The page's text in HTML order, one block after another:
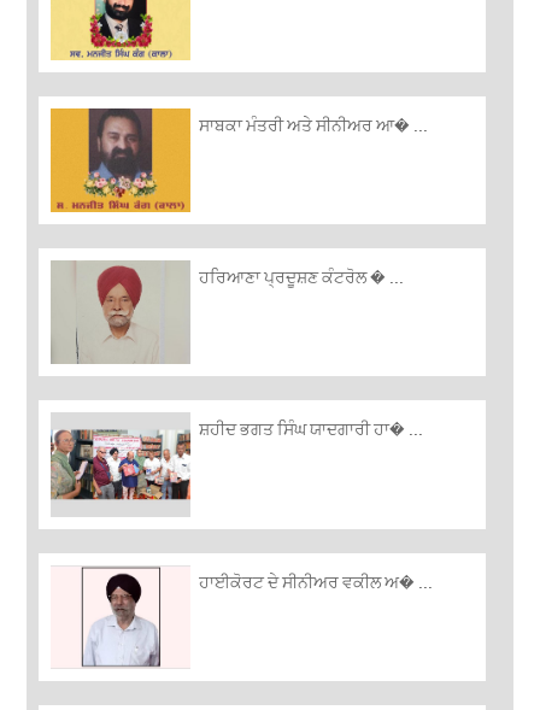
ਸਾਬਕਾ ਮੰਤਰੀ ਅਤੇ ਸੀਨੀਅਰ ਆ� ...
ਹਰਿਆਣਾ ਪ੍ਰਦੂਸ਼ਣ ਕੰਟਰੋਲ � ...
ਸ਼ਹੀਦ ਭਗਤ ਸਿੰਘ ਯਾਦਗਾਰੀ ਹਾ� ...
ਹਾਈਕੋਰਟ ਦੇ ਸੀਨੀਅਰ ਵਕੀਲ ਅ� ...